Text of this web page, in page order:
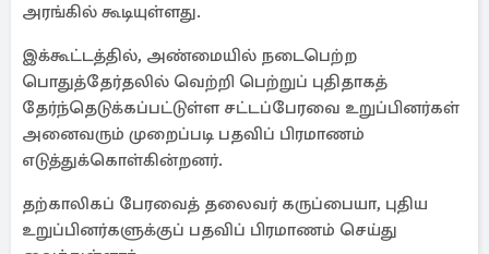
அரங்கில் கூடியுள்ளது.
இக்கூட்டத்தில், அண்மையில் நடைபெற்ற
பொதுத்தேர்தலில் வெற்றி பெற்றுப் புதிதாகத்
தேர்ந்தெடுக்கப்பட்டுள்ள சட்டப்பேரவை உறுப்பினர்கள்
அனைவரும் முறைப்படி பதவிப் பிரமாணம்
எடுத்துக்கொள்கின்றனர்.
தற்காலிகப் பேரவைத் தலைவர் கருப்பையா, புதிய
உறுப்பினர்களுக்குப் பதவிப் பிரமாணம் செய்து